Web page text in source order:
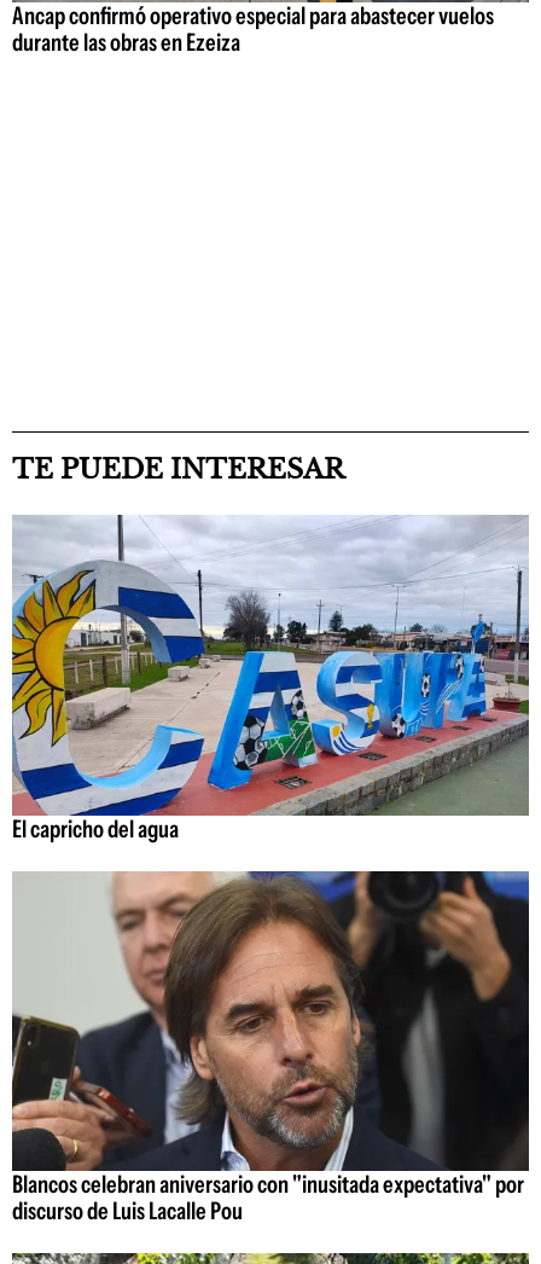
Ancap confirmó operativo especial para abastecer vuelos
durante las obras en Ezeiza
TE PUEDE INTERESAR
El capricho del agua
Blancos celebran aniversario con "inusitada expectativa" por
discurso de Luis Lacalle Pou